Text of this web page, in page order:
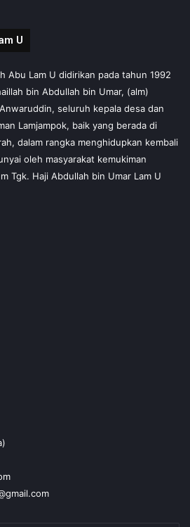
U
Abu Lam U didirikan pada tahun 1992
bin Abdullah bin Umar, (alm)
seluruh kepala desa dan
Lamjampok, baik yang berada di
dalam rangka menghidupkan kembali
oleh masyarakat kemukiman
Tgk. Haji Abdullah bin Umar Lam U